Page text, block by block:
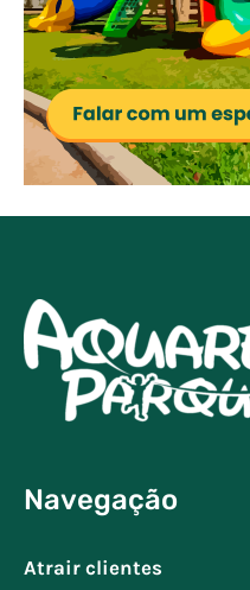
Navegação
Atrair clientes